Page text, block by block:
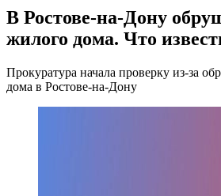
В Ростове-на-Дону
жилого дома. Что
Прокуратура начала проверку из-за
дома в Ростове-на-Дону